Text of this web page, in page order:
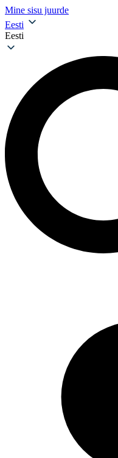
Mine sisu juurde
Eesti
Eesti